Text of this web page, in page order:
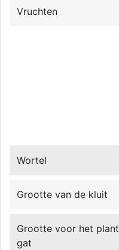
Vruchten
Wortel
Grootte van de kluit
Grootte voor het plant
gat